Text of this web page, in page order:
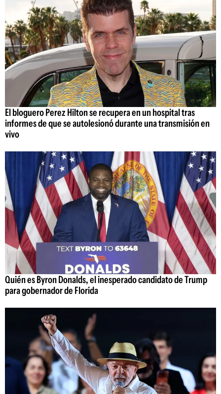
El bloguero Perez Hilton se recupera en un hospital tras
informes de que se autolesionó durante una transmisión en
vivo
Quién es Byron Donalds, el inesperado candidato de Trump
para gobernador de Florida